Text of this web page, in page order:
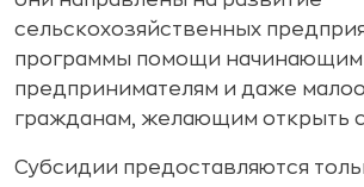
сельскохозяйственных
программы помощи начинающим
предпринимателям и даже
гражданам, желающим открыть
Субсидии предоставляются